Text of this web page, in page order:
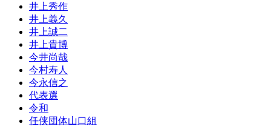
井上秀作
井上義久
井上誠二
井上貴博
今井尚哉
今村寿人
今永信之
代表選
令和
任侠団体山口組